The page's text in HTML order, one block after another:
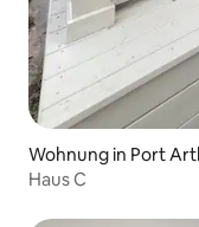
Wohnung in Port
Haus C